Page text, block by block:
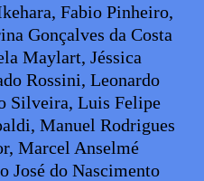
Fabio Pinheiro,
Gonçalves da Costa
Maylart, Jéssica
Rossini, Leonardo
Silveira, Luis Felipe
Manuel Rodrigues
Marcel Anselmé
José do Nascimento